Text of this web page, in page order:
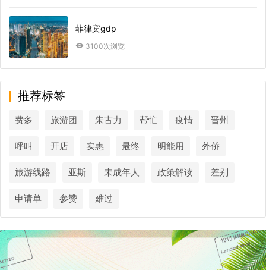
菲律宾gdp
3100次浏览
推荐标签
费多 旅游团 朱古力 帮忙 疫情 晋州
呼叫 开店 实惠 最终 明能用 外侨
旅游线路 亚斯 未成年人 政策解读 差别
申请单 参赞 难过